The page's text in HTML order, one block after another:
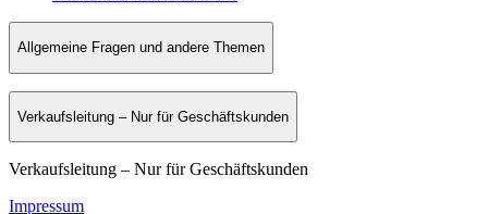
Allgemeine Fragen und andere Themen
Verkaufsleitung – Nur für Geschäftskunden
Verkaufsleitung – Nur für Geschäftskunden
Impressum